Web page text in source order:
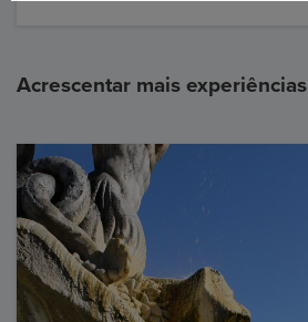
Acrescentar mais experiências